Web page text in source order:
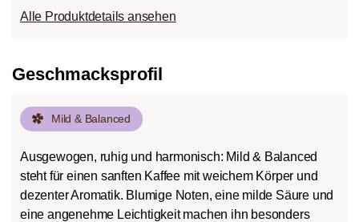
Alle Produktdetails ansehen
Geschmacksprofil
Mild & Balanced
Ausgewogen, ruhig und harmonisch: Mild & Balanced
steht für einen sanften Kaffee mit weichem Körper und
dezenter Aromatik. Blumige Noten, eine milde Säure und
eine angenehme Leichtigkeit machen ihn besonders